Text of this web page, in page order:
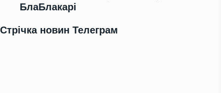
БлаБлакарі
Стрічка новин Телеграм